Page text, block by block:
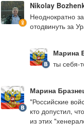
Nikolay
Неоднократно
отодвинуть за
Марина
ты себя-
Марина
"Российские
кто допустил,
из этих